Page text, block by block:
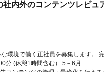
社内外のコンテンツレビュ
環境で働く正社員を募集します。
分 (休憩1時間含む） 5－6月...